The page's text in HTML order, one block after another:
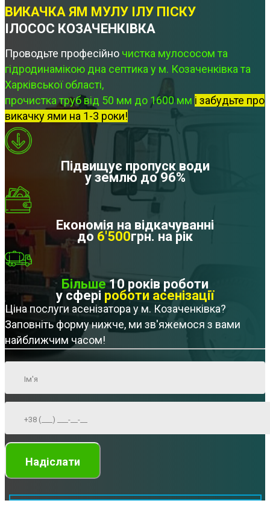
ВИКАЧКА ЯМ МУЛУ ІЛУ ПІСКУ
ІЛОСОС КОЗАЧЕНКІВКА
Проводьте професійно чистка мулососом та
гідродинамікою дна септика у м. Козаченківка та
Харківської області,
прочистка труб від 50 мм до 1600 мм і забудьте про
викачку ями на 1-3 роки!
Підвищує пропуск води
у землю до 96%
Економія на відкачуванні
до 6'500грн. на рік
Більше10 років роботи
у сфері роботи асенізації
Ціна послуги асенізатора у м. Козаченківка?
Заповніть форму нижче, ми зв'яжемося з вами
найближчим часом!